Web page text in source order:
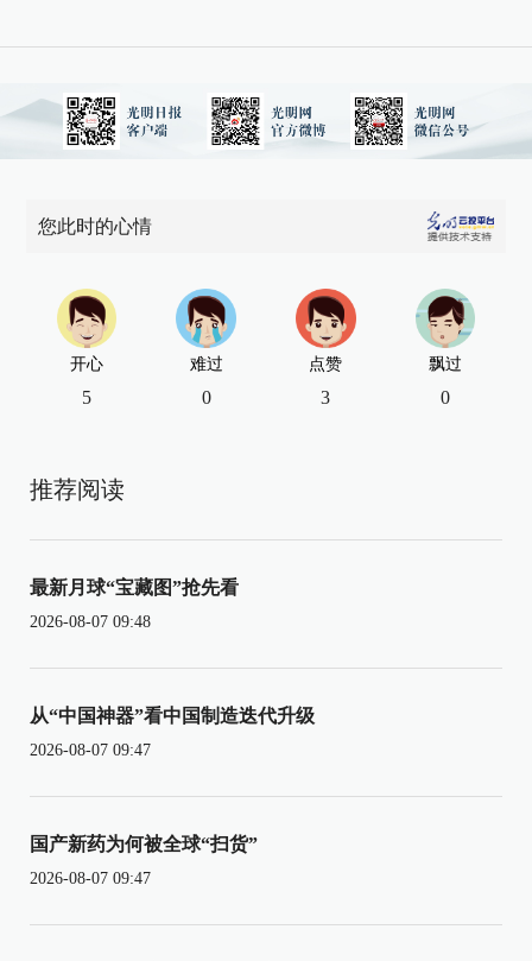
您此时的心情
开心
5
难过
0
点赞
3
飘过
0
推荐阅读
最新月球“宝藏图”抢先看
2026-08-07 09:48
从“中国神器”看中国制造迭代升级
2026-08-07 09:47
国产新药为何被全球“扫货”
2026-08-07 09:47